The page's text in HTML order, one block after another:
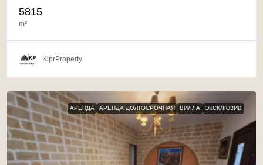
5815
m²
KiprProperty
АРЕНДА АРЕНДА ДОЛГОСРОЧНАЯ ВИЛЛА ЭКСКЛЮЗИВ